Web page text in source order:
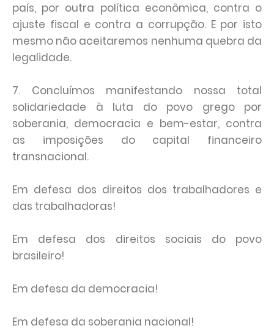
país, por outra política econômica, contra o
ajuste fiscal e contra a corrupção. E por isto
mesmo não aceitaremos nenhuma quebra da
legalidade.
7. Concluímos manifestando nossa total
solidariedade à luta do povo grego por
soberania, democracia e bem-estar, contra
as imposições do capital financeiro
transnacional.
Em defesa dos direitos dos trabalhadores e
das trabalhadoras!
Em defesa dos direitos sociais do povo
brasileiro!
Em defesa da democracia!
Em defesa da soberania nacional!